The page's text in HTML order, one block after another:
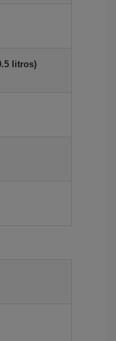
litros)